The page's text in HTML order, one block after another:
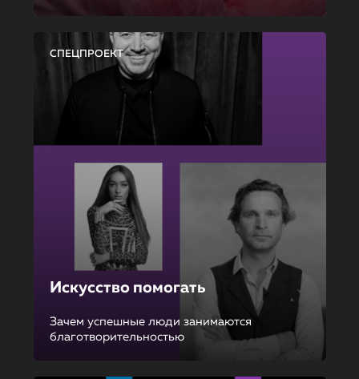
СПЕЦПРОЕКТ
Искусство помогать
Зачем успешные люди занимаются
благотворительностью